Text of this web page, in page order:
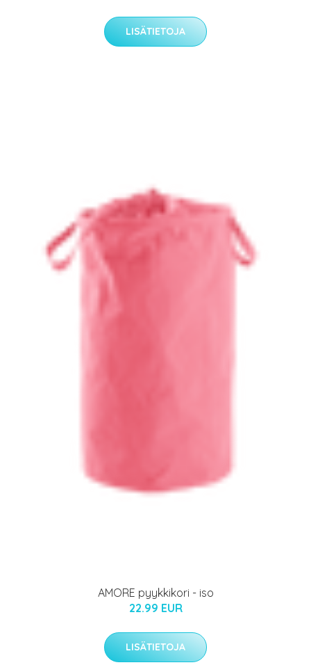
LISÄTIETOJA
AMORE pyykkikori - iso
22.99 EUR
LISÄTIETOJA